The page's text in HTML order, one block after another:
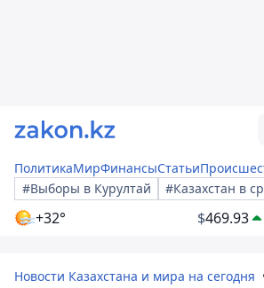
ПолитикаМирФинансыСтатьи
#Выборы в Курултай
#Казахстан в
+32° $469.93
Новости Казахстана и мира на сегодня